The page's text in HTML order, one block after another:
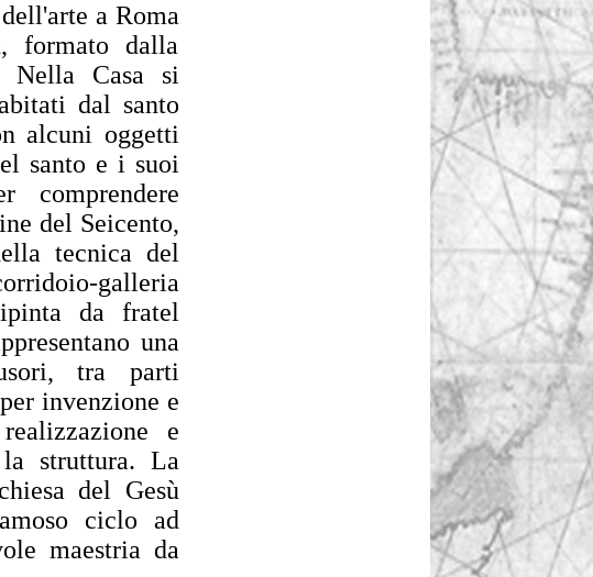
a Roma
formato dalla
Nella Casa si
dal santo
alcuni oggetti
santo e i suoi
del Seicento,
tecnica del
galleria
da fratel
una
tra parti
invenzione e
e
struttura. La
del Gesù
ciclo ad
maestria da